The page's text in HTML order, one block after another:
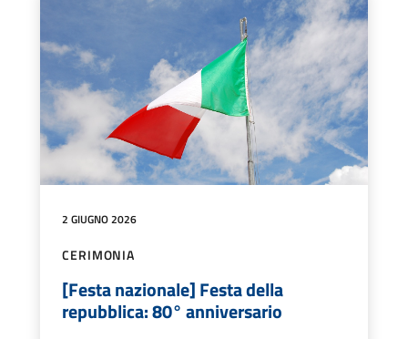
2 GIUGNO 2026
CERIMONIA
[Festa nazionale] Festa della
repubblica: 80° anniversario